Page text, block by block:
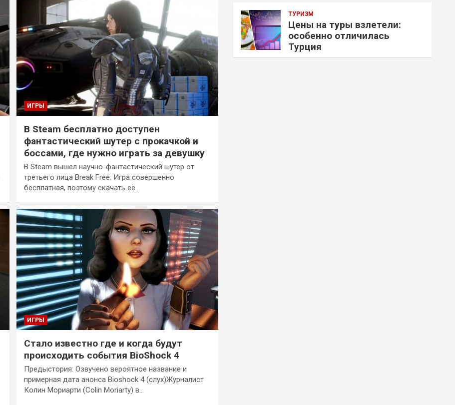
ИГРЫ
В Steam бесплатно доступен
фантастический шутер с прокачкой и
боссами, где нужно играть за девушку
В Steam вышел научно-фантастический шутер от
третьего лица Break Free. Игра совершенно
бесплатная, поэтому скачать её…
ИГРЫ
Стало известно где и когда будут
происходить события BioShock 4
Предыстория: Озвучено вероятное название и
примерная дата анонса Bioshock 4 (слух)Журналист
Колин Мориарти (Colin Moriarty) в…
ТУРИЗМ
Цены на туры взлетели:
особенно отличилась
Турция